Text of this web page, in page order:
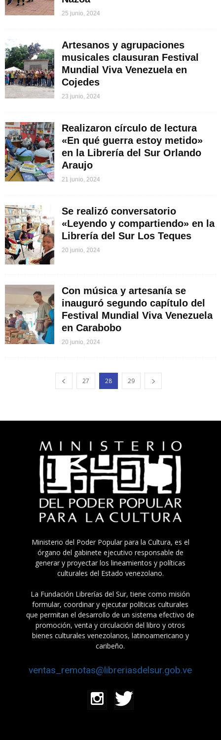
25 junio, 2024
Artesanos y agrupaciones
musicales clausuran Festival
Mundial Viva Venezuela en
Cojedes
23 junio, 2024
Realizaron círculo de lectura
«En qué guerra estoy metido»
en la Librería del Sur Orlando
Araujo
21 junio, 2024
Se realizó conversatorio
«Leyendo y compartiendo» en la
Librería del Sur Los Teques
20 junio, 2024
Con música y artesanía se
inauguró segundo capítulo del
Festival Mundial Viva Venezuela
en Carabobo
20 junio, 2024
27 28 29
Ministerio del Poder Popular para la Cultura, es el
órgano del gabinete ejecutivo responsable de
generar y proyectar los lineamientos y políticas
culturales del Estado venezolano.
La Fundación Librerías del Sur, tiene como misión
formular, coordinar y ejecutar políticas culturales
que permitan el desarrollo de un sistema efectivo de
promoción, venta y circulación del libro y otros
bienes culturales venezolanos, latinoamericano y
caribeño.
ventas_remotas@libreriasdelsur.gob.ve